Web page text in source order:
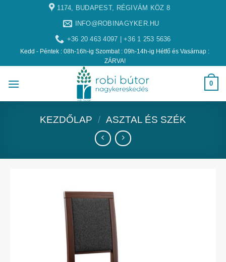
1174, BUDAPEST, RÉGIVÁM KÖZ 8
INFO@ROBINAGYKER.HU
+36 20 463 4097 | +36 1 253 5636
Kedd - Péntek : 08h-16h-ig Szombat : 09h-14h-ig Hétfő és Vasárnap :
ZÁRVA!
0
KEZDŐLAP / ASZTAL ÉS SZÉK